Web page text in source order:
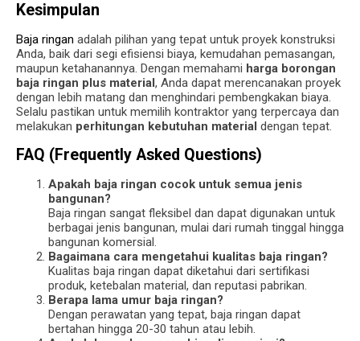
Kesimpulan
Baja ringan adalah pilihan yang tepat untuk proyek konstruksi
Anda, baik dari segi efisiensi biaya, kemudahan pemasangan,
maupun ketahanannya. Dengan memahami harga borongan
baja ringan plus material, Anda dapat merencanakan proyek
dengan lebih matang dan menghindari pembengkakan biaya.
Selalu pastikan untuk memilih kontraktor yang terpercaya dan
melakukan perhitungan kebutuhan material dengan tepat.
FAQ (Frequently Asked Questions)
Apakah baja ringan cocok untuk semua jenis
bangunan?
Baja ringan sangat fleksibel dan dapat digunakan untuk
berbagai jenis bangunan, mulai dari rumah tinggal hingga
bangunan komersial.
Bagaimana cara mengetahui kualitas baja ringan?
Kualitas baja ringan dapat diketahui dari sertifikasi
produk, ketebalan material, dan reputasi pabrikan.
Berapa lama umur baja ringan?
Dengan perawatan yang tepat, baja ringan dapat
bertahan hingga 20-30 tahun atau lebih.